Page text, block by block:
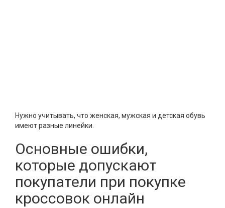
Нужно учитывать, что женская, мужская и детская обувь
имеют разные линейки.
Основные ошибки,
которые допускают
покупатели при покупке
кроссовок онлайн